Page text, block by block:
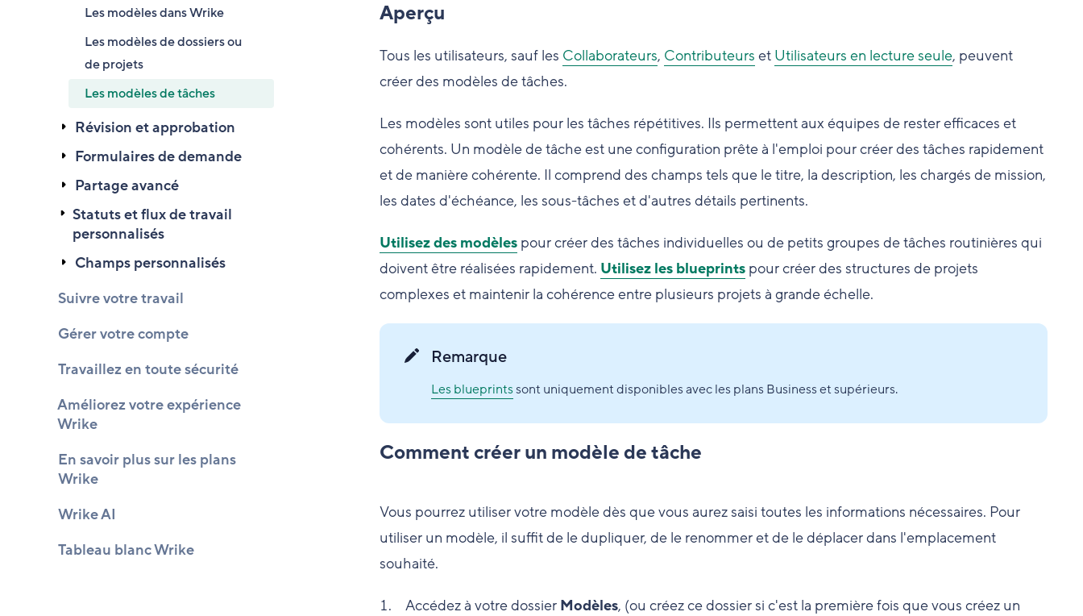
Les modèles dans Wrike
Les modèles de dossiers ou
de projets
Les modèles de tâches
Révision et approbation
Formulaires de demande
Partage avancé
Statuts et flux de travail
personnalisés
Champs personnalisés
Suivre votre travail
Gérer votre compte
Travaillez en toute sécurité
Améliorez votre expérience
Wrike
En savoir plus sur les plans
Wrike
Wrike AI
Tableau blanc Wrike
Aperçu
Tous les utilisateurs, sauf les Collaborateurs, Contributeurs et Utilisateurs en lecture seule, peuvent
créer des modèles de tâches.
Les modèles sont utiles pour les tâches répétitives. Ils permettent aux équipes de rester efficaces et
cohérents. Un modèle de tâche est une configuration prête à l'emploi pour créer des tâches rapidement
et de manière cohérente. Il comprend des champs tels que le titre, la description, les chargés de mission,
les dates d'échéance, les sous-tâches et d'autres détails pertinents.
Utilisez des modèlespour créer des tâches individuelles ou de petits groupes de tâches routinières qui
doivent être réalisées rapidement. Utilisez les blueprintspour créer des structures de projets
complexes et maintenir la cohérence entre plusieurs projets à grande échelle.
Remarque
Les blueprintssont uniquement disponibles avec les plans Business et supérieurs.
Comment créer un modèle de tâche
Vous pourrez utiliser votre modèle dès que vous aurez saisi toutes les informations nécessaires. Pour
utiliser un modèle, il suffit de le dupliquer, de le renommer et de le déplacer dans l'emplacement
souhaité.
Accédez à votre dossier Modèles, (ou créez ce dossier si c'est la première fois que vous créez un